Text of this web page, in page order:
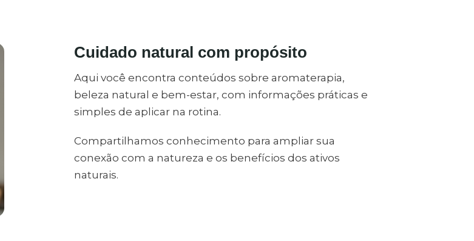
Cuidado natural com propósito
Aqui você encontra conteúdos sobre aromaterapia,
beleza natural e bem-estar, com informações práticas e
simples de aplicar na rotina.
Compartilhamos conhecimento para ampliar sua
conexão com a natureza e os benefícios dos ativos
naturais.